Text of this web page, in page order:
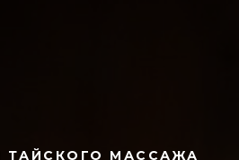
ТАЙСКОГО МАССАЖА